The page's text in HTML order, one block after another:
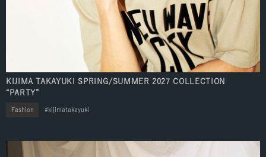
KIJIMA TAKAYUKI SPRING/SUMMER 2027 COLLECTION
“PARTY”
Fashion kijimatakayuki